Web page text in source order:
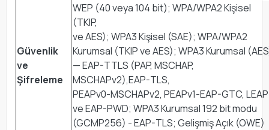
Güvenlik
ve
Şifreleme
WEP (40 veya 104 bit); WPA/WPA2 Kişisel
(TKIP,
ve AES); WPA3 Kişisel (SAE); WPA/WPA2
Kurumsal (TKIP ve AES); WPA3 Kurumsal
— EAP-TTLS (PAP, MSCHAP,
MSCHAPv2),EAP-TLS,
PEAPv0-MSCHAPv2, PEAPv1-EAP-GTC, LEAP
ve EAP-PWD; WPA3 Kurumsal 192 bit modu
(GCMP256) - EAP-TLS; Gelişmiş Açık (OWE)